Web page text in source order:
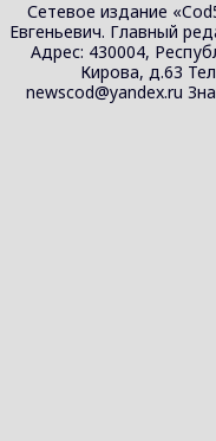
Сетевое издание
Евгеньевич. Главный
Адрес: 430004,
Кирова, д.63
newscod@yandex.ru